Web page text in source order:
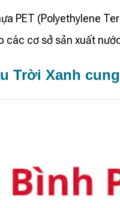
PET (Polyethylene
các cơ sở sản xuất
Trời Xanh